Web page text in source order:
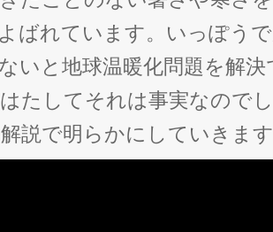
ばれています。いっぽう
いと地球温暖化問題を解
たしてそれは事実なので
説で明らかにしていきま